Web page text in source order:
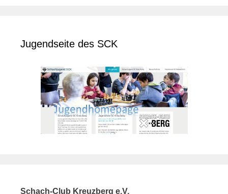
Jugendseite des SCK
Schach-Club Kreuzberg e.V.